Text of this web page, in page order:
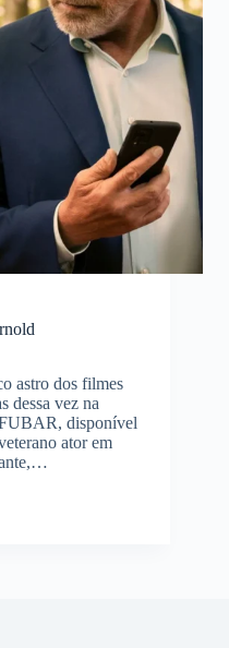
astro dos filmes
dessa vez na
disponível
ator em